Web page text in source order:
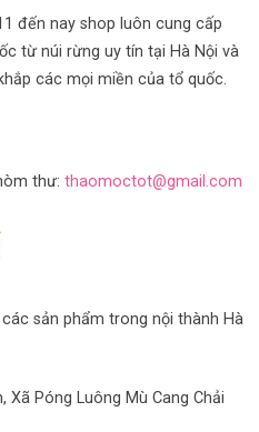
đến nay shop luôn cung cấp
từ núi rừng uy tín tại Hà Nội và
các mọi miền của tổ quốc.
thư: thaomoctot@gmail.com
sản phẩm trong nội thành Hà
Xã Póng Luông Mù Cang Chải